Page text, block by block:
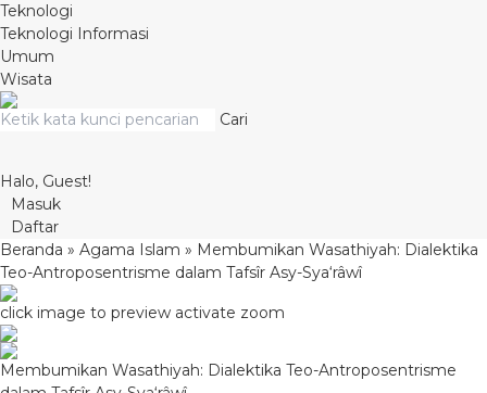
Teknologi
Teknologi Informasi
Umum
Wisata
Cari
Halo, Guest!
Masuk
Daftar
Beranda » Agama Islam » Membumikan Wasathiyah: Dialektika
Teo-Antroposentrisme dalam Tafsîr Asy-Sya‘râwî
click image to preview activate zoom
Membumikan Wasathiyah: Dialektika Teo-Antroposentrisme